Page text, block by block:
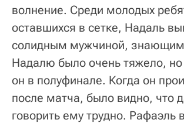
волнение. Среди молодых
оставшихся в сетке, Надаль
солидным мужчиной, знающим
Надалю было очень тяжело, но
он в полуфинале. Когда он
после матча, было видно, что
говорить ему трудно. Рафаэль в